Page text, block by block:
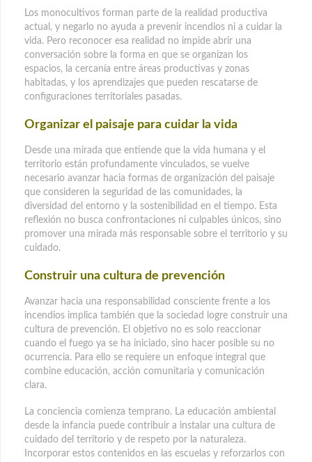
Los monocultivos forman parte de la realidad productiva
actual, y negarlo no ayuda a prevenir incendios ni a cuidar la
vida. Pero reconocer esa realidad no impide abrir una
conversación sobre la forma en que se organizan los
espacios, la cercanía entre áreas productivas y zonas
habitadas, y los aprendizajes que pueden rescatarse de
configuraciones territoriales pasadas.
Organizar el paisaje para cuidar la vida
Desde una mirada que entiende que la vida humana y el
territorio están profundamente vinculados, se vuelve
necesario avanzar hacia formas de organización del paisaje
que consideren la seguridad de las comunidades, la
diversidad del entorno y la sostenibilidad en el tiempo. Esta
reflexión no busca confrontaciones ni culpables únicos, sino
promover una mirada más responsable sobre el territorio y su
cuidado.
Construir una cultura de prevención
Avanzar hacia una responsabilidad consciente frente a los
incendios implica también que la sociedad logre construir una
cultura de prevención. El objetivo no es solo reaccionar
cuando el fuego ya se ha iniciado, sino hacer posible su no
ocurrencia. Para ello se requiere un enfoque integral que
combine educación, acción comunitaria y comunicación
clara.
La conciencia comienza temprano. La educación ambiental
desde la infancia puede contribuir a instalar una cultura de
cuidado del territorio y de respeto por la naturaleza.
Incorporar estos contenidos en las escuelas y reforzarlos con